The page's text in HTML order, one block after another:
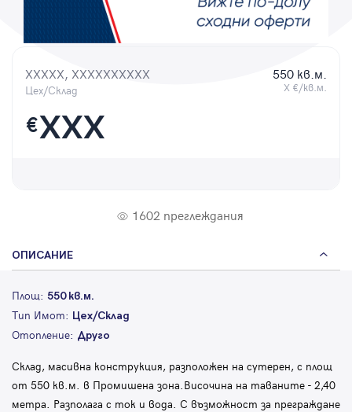
XXXXX, XXXXXXXXXX
Цех/Склад
550 кв.м.
X €/кв.м.
€XXX
1602 преглеждания
ОПИСАНИЕ
Площ: 550 кв.м.
Тип Имот: Цех/Склад
Отопление: Друго
Склад, масивна конструкция, разположен на сутерен, с площ
от 550 кв.м. в Промишена зона.Височина на таваните - 2,40
метра. Разполага с ток и вода. С възможност за преграждане
Парола